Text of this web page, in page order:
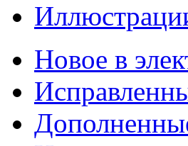
Новое в